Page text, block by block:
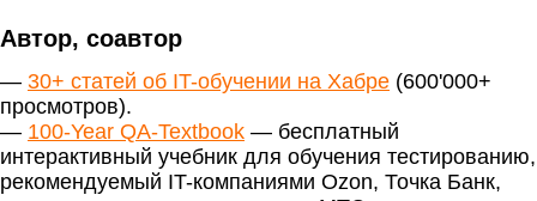
Автор, соавтор
— 30+ статей об IT-обучении на Хабре (600'000+
просмотров).
— 100-Year QA-Textbook — бесплатный
интерактивный учебник для обучения тестированию,
рекомендуемый IT-компаниями Ozon, Точка Банк,